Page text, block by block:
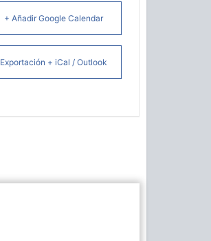
+ Añadir Google Calendar
Exportación + iCal / Outlook